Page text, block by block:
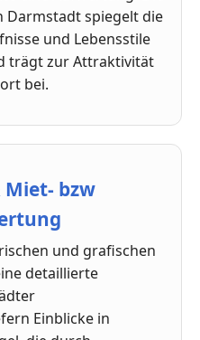
Darmstadt spiegelt die
und Lebensstile
trägt zur Attraktivität
bei.
bzw
und grafischen
detaillierte
Einblicke in